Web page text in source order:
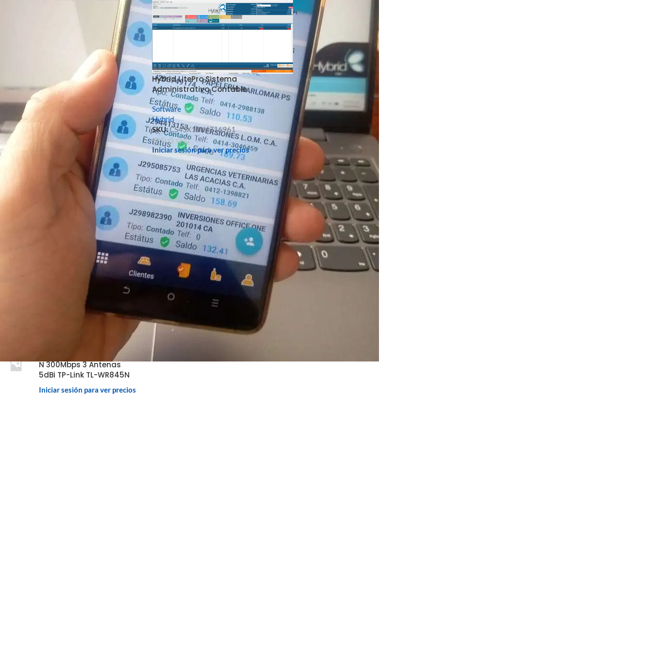
FILTRAR
1
FILTRO POR TIPO DE STOCK
En oferta
MEJOR VALORADOS
Pvc Blanco 30Mil Paquete
De 500 Unidades
Iniciar sesión para ver precios
Lector Imager
Omnidireccional
Advanced Apt-Si300 1D /
2D Qr Usb RS-232 Vertical
Iniciar sesión para ver precios
Router Inalambrico Wi-Fi
N 300Mbps 3 Antenas
5dBi TP-Link TL-WR845N
Iniciar sesión para ver precios
Hybrid LitePro Sistema
Administrativo Contable
Software
Hybrid
SKU:CS4SX12K4716961
Iniciar sesión para ver precios